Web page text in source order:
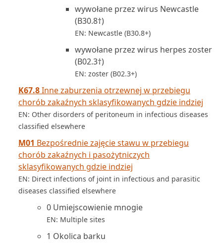
wywołane przez wirus Newcastle
(B30.8†)
EN: Newcastle (B30.8+)
wywołane przez wirus herpes zoster
(B02.3†)
EN: zoster (B02.3+)
K67.8Inne zaburzenia otrzewnej w przebiegu
chorób zakaźnych sklasyfikowanych gdzie indziej
EN: Other disorders of peritoneum in infectious diseases
classified elsewhere
M01 Bezpośrednie zajęcie stawu w przebiegu
chorób zakaźnych i pasożytniczych
sklasyfikowanych gdzie indziej
EN: Direct infections of joint in infectious and parasitic
diseases classified elsewhere
0 Umiejscowienie mnogie
EN: Multiple sites
1 Okolica barku